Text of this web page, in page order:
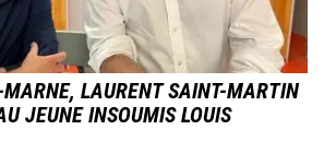
LAURENT SAINT-MARTIN
JEUNE INSOUMIS LOUIS